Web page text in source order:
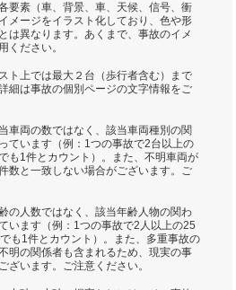
要素（車、背景、車、天候、信号、衝
メージをイラスト化しており、色や形
は異なります。あくまで、事故のイメ
ください。
ト上では最大２台（歩行者含む）まで
細は事故の個別ページの文字情報をご
車両の数ではなく、該当車両種別の関
ています（例：1つの事故で2台以上の
も1件とカウント）。また、不明車両が
数と一致しない場合がございます。ご
の人数ではなく、該当年齢人物の関わ
います（例：1つの事故で2人以上の25
も1件とカウント）。また、多重事故の
明の関係者も含まれるため、現実の事
ざいます。ご注意ください。